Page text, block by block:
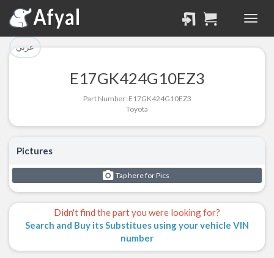
عربي
E17GK424G10EZ3
Part Number: E17GK424G10EZ3
Toyota
Pictures
Tap here for Pics
Didn't find the part you were looking for?
Search and Buy its Substitues using your vehicle VIN
number
تم إضافة القطعة بنجاح.
Part Successfully
Selected
تم إضافة القطعة للسلة
بنجاح.
Part Added to Cart